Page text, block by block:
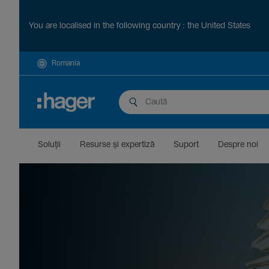
You are localised in the following country : the United States
Romania
Soluții Resurse și exper­tiză Suport Despre noi